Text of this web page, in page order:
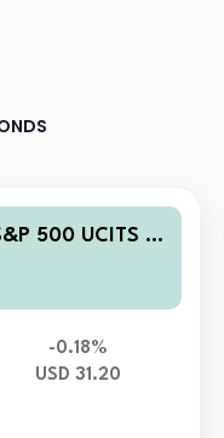
500 UCITS E
-0.18%
USD 31.20